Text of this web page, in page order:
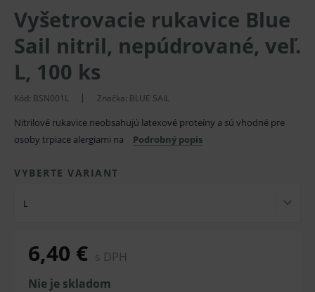
Vyšetrovacie rukavice Blue
Sail nitril, nepúdrované, veľ.
L, 100 ks
Kód: BSN001L Značka: BLUE SAIL
Nitrilové rukavice neobsahujú latexové proteíny a sú vhodné pre
osoby trpiace alergiami na
Podrobný popis
VYBERTE VARIANT
L
6,40 € s DPH
Nie je skladom